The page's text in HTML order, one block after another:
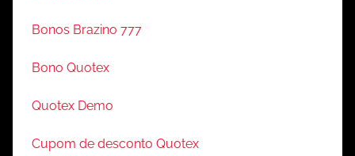
Bonos Brazino 777
Bono Quotex
Quotex Demo
Cupom de desconto Quotex